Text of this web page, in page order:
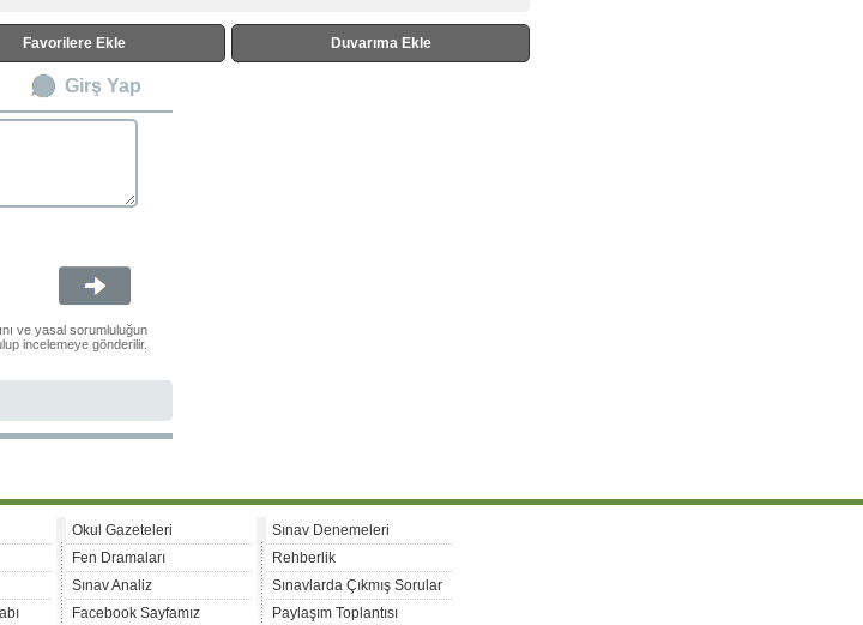
Favorilere Ekle Duvarıma Ekle
Girş Yap
ve yasal sorumluluğun
incelemeye gönderilir.
Okul Gazeteleri
Fen Dramaları
Sınav Analiz
Facebook Sayfamız
Sınav Denemeleri
Rehberlik
Sınavlarda Çıkmış Sorular
Paylaşım Toplantısı